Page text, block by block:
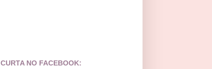
CURTA NO FACEBOOK: